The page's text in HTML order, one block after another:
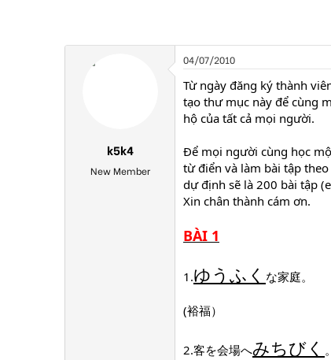
d
ử
k5k4
New Member
04/07/2010
Từ ngày đăng ký thành
tạo thư mục này để cùng
hộ của tất cả mọi người.
Để mọi người cùng học
từ điển và làm bài tập
dự định sẽ là 200 bài tập
Xin chân thành cám ơn.
BÀI 1
1.ゆうふく な家庭。
(裕福）
2.客を会場へみちびく 。